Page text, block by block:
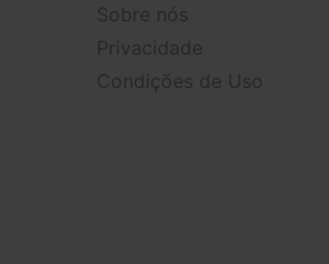
Sobre nós
Privacidade
Condições de Uso